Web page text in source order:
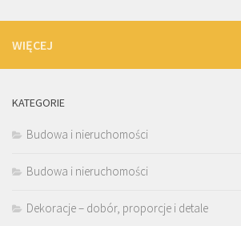
WIĘCEJ
KATEGORIE
Budowa i nieruchomości
Budowa i nieruchomości
Dekoracje – dobór, proporcje i detale